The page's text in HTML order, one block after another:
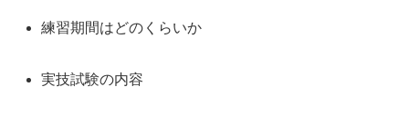
練習期間はどのくらいか
実技試験の内容